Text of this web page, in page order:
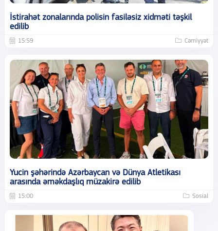
İstirahət zonalarında polisin fasiləsiz xidməti təşkil
edilib
15:59 Cəmiyyət
Yucin şəhərində Azərbaycan və Dünya Atletikası
arasında əməkdaşlıq müzakirə edilib
15:00 Sosial